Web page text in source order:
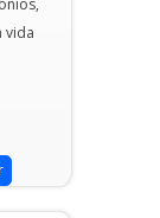
vida